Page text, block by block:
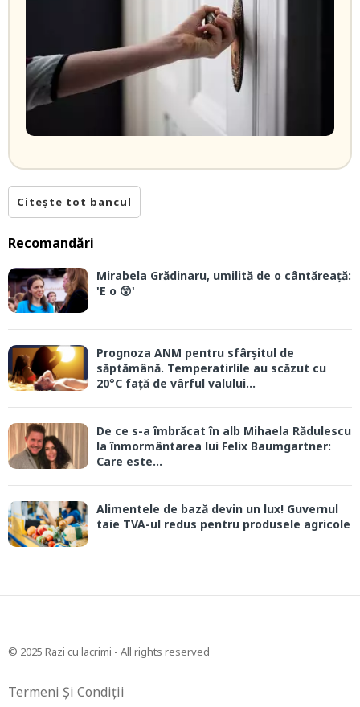
Citește tot bancul
Recomandări
Mirabela Grădinaru, umilită de o cântăreață:
'E o 😲'
Prognoza ANM pentru sfârșitul de
săptămână. Temperatirlile au scăzut cu
20°C față de vârful valului...
De ce s-a îmbrăcat în alb Mihaela Rădulescu
la înmormântarea lui Felix Baumgartner:
Care este...
Alimentele de bază devin un lux! Guvernul
taie TVA-ul redus pentru produsele agricole
© 2025 Razi cu lacrimi - All rights reserved
Termeni Și Condiții